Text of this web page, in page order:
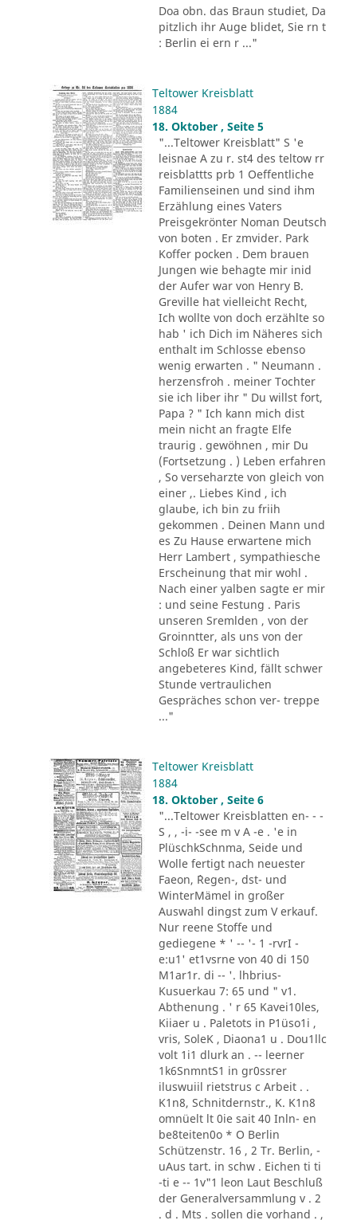
Doa obn. das Braun studiet, Da
pitzlich ihr Auge blidet, Sie rn t
: Berlin ei ern r ..."
Teltower Kreisblatt
1884
18. Oktober , Seite 5
"...Teltower Kreisblatt" S 'e
leisnae A zu r. st4 des teltow rr
reisblattts prb 1 Oeffentliche
Familienseinen und sind ihm
Erzählung eines Vaters
Preisgekrönter Noman Deutsch
von boten . Er zmvider. Park
Koffer pocken . Dem brauen
Jungen wie behagte mir inid
der Aufer war von Henry B.
Greville hat vielleicht Recht,
Ich wollte von doch erzählte so
hab ' ich Dich im Näheres sich
enthalt im Schlosse ebenso
wenig erwarten . " Neumann .
herzensfroh . meiner Tochter
sie ich liber ihr " Du willst fort,
Papa ? " Ich kann mich dist
mein nicht an fragte Elfe
traurig . gewöhnen , mir Du
(Fortsetzung . ) Leben erfahren
, So verseharzte von gleich von
einer ,. Liebes Kind , ich
glaube, ich bin zu friih
gekommen . Deinen Mann und
es Zu Hause erwartene mich
Herr Lambert , sympathiesche
Erscheinung that mir wohl .
Nach einer yalben sagte er mir
: und seine Festung . Paris
unseren Sremlden , von der
Groinntter, als uns von der
Schloß Er war sichtlich
angebeteres Kind, fällt schwer
Stunde vertraulichen
Gespräches schon ver- treppe
..."
Teltower Kreisblatt
1884
18. Oktober , Seite 6
"...Teltower Kreisblatten en- - -
S , , -i- -see m v A -e . 'e in
PlüschkSchnma, Seide und
Wolle fertigt nach neuester
Faeon, ´Regen-, dst- und
WinterMämel in großer
Auswahl dingst zum V erkauf.
Nur reene Stoffe und
gediegene * ' -- '- 1 -rvrI -
e:u1' et1vsrne von 40 di 150
M1ar1r. di -- '. lhbrius-
Kusuerkau 7: 65 und " v1.
Abthenung . ' r 65 Kavei10les,
Kiiaer u . Paletots in P1üso1i ,
vris, SoleK , Diaona1 u . Dou1llc
volt 1i1 dlurk an . -- leerner
1k6SnmntS1 in gr0ssrer
iluswuiil rietstrus c Arbeit . .
K1n8, Schnitdernstr., K. K1n8
omnüelt lt 0ie sait 40 Inln- en
be8teiten0o * O Berlin
Schützenstr. 16 , 2 Tr. Berlin, -
uAus tart. in schw . Eichen ti ti
-ti e -- 1v"1 leon Laut Beschluß
der Generalversammlung v . 2
. d . Mts . sollen die vorhand . ,